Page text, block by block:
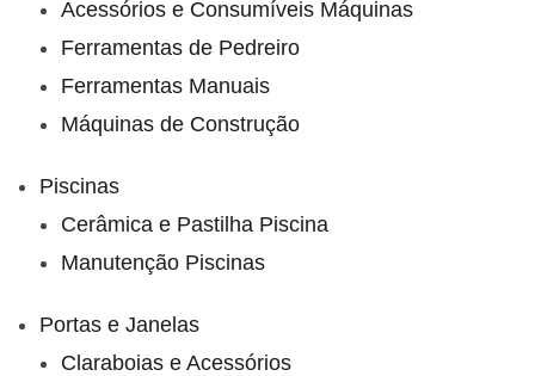
Acessórios e Consumíveis Máquinas
Ferramentas de Pedreiro
Ferramentas Manuais
Máquinas de Construção
Piscinas
Cerâmica e Pastilha Piscina
Manutenção Piscinas
Portas e Janelas
Claraboias e Acessórios